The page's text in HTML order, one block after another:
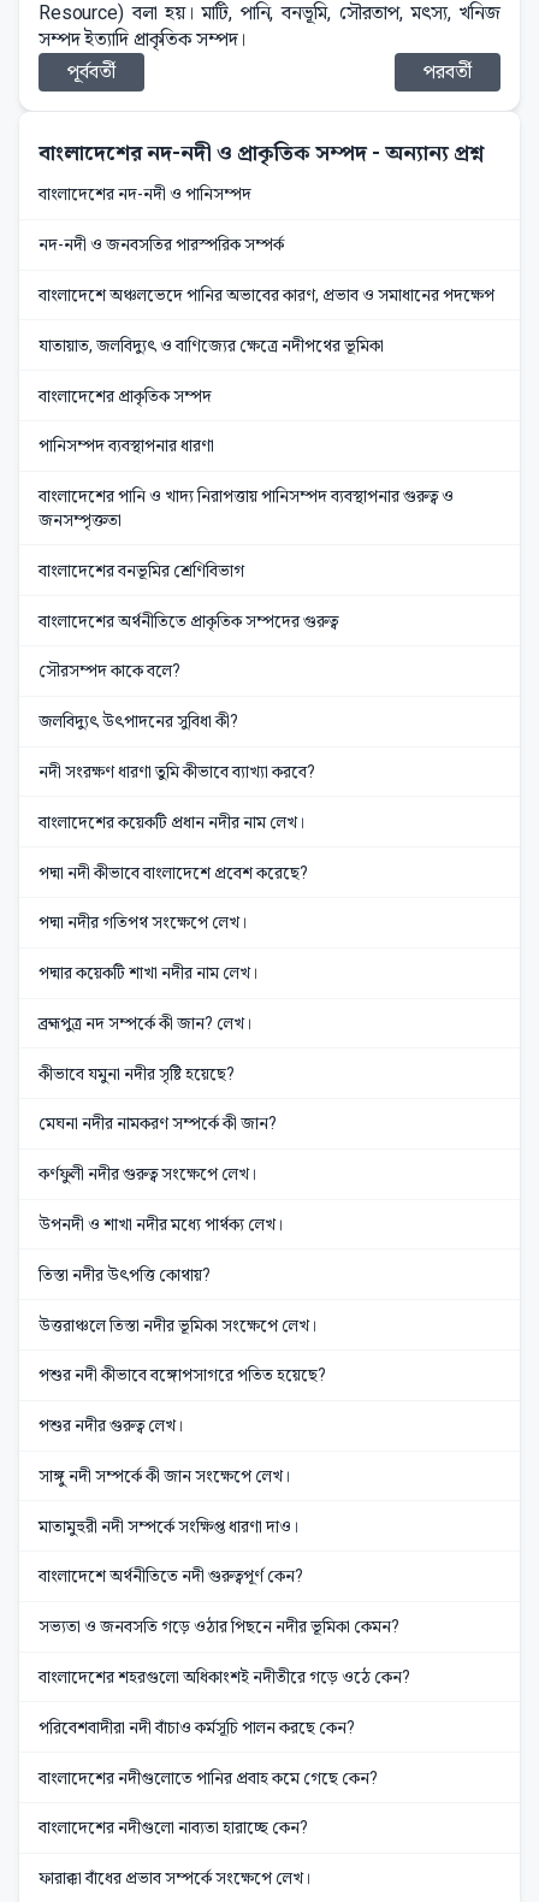
Resource) বলা হয়। মাটি, পানি, বনভূমি, সৌরতাপ, মৎস্য, খনিজ
সম্পদ ইত্যাদি প্রাকৃতিক সম্পদ।
পূর্ববর্তী
পরবর্তী
বাংলাদেশের নদ-নদী ও প্রাকৃতিক সম্পদ- অন্যান্য প্রশ্ন
বাংলাদেশের নদ-নদী ও পানিসম্পদ
নদ-নদী ও জনবসতির পারস্পরিক সম্পর্ক
বাংলাদেশে অঞ্চলভেদে পানির অভাবের কারণ, প্রভাব ও সমাধানের পদক্ষেপ
যাতায়াত, জলবিদ্যুৎ ও বাণিজ্যের ক্ষেত্রে নদীপথের ভূমিকা
বাংলাদেশের প্রাকৃতিক সম্পদ
পানিসম্পদ ব্যবস্থাপনার ধারণা
বাংলাদেশের পানি ও খাদ্য নিরাপত্তায় পানিসম্পদ ব্যবস্থাপনার গুরুত্ব ও
জনসম্পৃক্ততা
বাংলাদেশের বনভূমির শ্রেণিবিভাগ
বাংলাদেশের অর্থনীতিতে প্রাকৃতিক সম্পদের গুরুত্ব
সৌরসম্পদ কাকে বলে?
জলবিদ্যুৎ উৎপাদনের সুবিধা কী?
নদী সংরক্ষণ ধারণা তুমি কীভাবে ব্যাখ্যা করবে?
বাংলাদেশের কয়েকটি প্রধান নদীর নাম লেখ।
পদ্মা নদী কীভাবে বাংলাদেশে প্রবেশ করেছে?
পদ্মা নদীর গতিপথ সংক্ষেপে লেখ।
পদ্মার কয়েকটি শাখা নদীর নাম লেখ।
ব্রহ্মপুত্র নদ সম্পর্কে কী জান? লেখ।
কীভাবে যমুনা নদীর সৃষ্টি হয়েছে?
মেঘনা নদীর নামকরণ সম্পর্কে কী জান?
কর্ণফুলী নদীর গুরুত্ব সংক্ষেপে লেখ।
উপনদী ও শাখা নদীর মধ্যে পার্থক্য লেখ।
তিস্তা নদীর উৎপত্তি কোথায়?
উত্তরাঞ্চলে তিস্তা নদীর ভূমিকা সংক্ষেপে লেখ।
পশুর নদী কীভাবে বঙ্গোপসাগরে পতিত হয়েছে?
পশুর নদীর গুরুত্ব লেখ।
সাঙ্গু নদী সম্পর্কে কী জান সংক্ষেপে লেখ।
মাতামুহুরী নদী সম্পর্কে সংক্ষিপ্ত ধারণা দাও।
বাংলাদেশে অর্থনীতিতে নদী গুরুত্বপূর্ণ কেন?
সভ্যতা ও জনবসতি গড়ে ওঠার পিছনে নদীর ভূমিকা কেমন?
বাংলাদেশের শহরগুলো অধিকাংশই নদীতীরে গড়ে ওঠে কেন?
পরিবেশবাদীরা নদী বাঁচাও কর্মসূচি পালন করছে কেন?
বাংলাদেশের নদীগুলোতে পানির প্রবাহ কমে গেছে কেন?
বাংলাদেশের নদীগুলো নাব্যতা হারাচ্ছে কেন?
ফারাক্কা বাঁধের প্রভাব সম্পর্কে সংক্ষেপে লেখ।